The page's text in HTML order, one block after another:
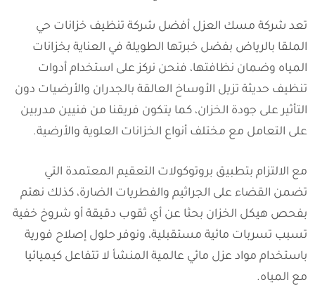
تعد شركة مسك العزل أفضل شركة تنظيف خزانات حي
الملقا بالرياض بفضل خبرتها الطويلة في العناية بخزانات
المياه وضمان نظافتها، فنحن نركز على استخدام أدوات
تنظيف حديثة تزيل الأوساخ العالقة بالجدران والأرضيات دون
التأثير على جودة الخزان، كما يتكون فريقنا من فنيين مدربين
على التعامل مع مختلف أنواع الخزانات العلوية والأرضية.
مع الالتزام بتطبيق بروتوكولات التعقيم المعتمدة التي
تضمن القضاء على الجراثيم والفطريات الضارة، كذلك نهتم
بفحص هيكل الخزان بحثا عن أي ثقوب دقيقة أو شروخ خفية
تسبب تسربات مائية مستقبلية، ونوفر حلول إصلاح فورية
باستخدام مواد عزل مائي عالمية المنشأ لا تتفاعل كيميائيا
مع المياه.